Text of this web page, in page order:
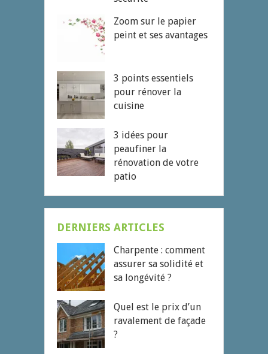
Zoom sur le papier
peint et ses avantages
3 points essentiels
pour rénover la
cuisine
3 idées pour
peaufiner la
rénovation de votre
patio
DERNIERS ARTICLES
Charpente : comment
assurer sa solidité et
sa longévité ?
Quel est le prix d’un
ravalement de façade
?